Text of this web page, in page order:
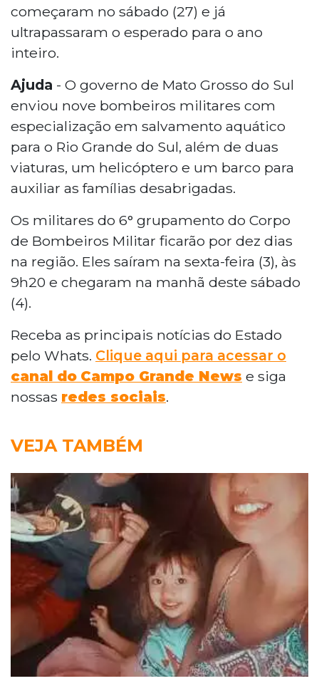
começaram no sábado (27) e já
ultrapassaram o esperado para o ano
inteiro.
Ajuda - O governo de Mato Grosso do Sul
enviou nove bombeiros militares com
especialização em salvamento aquático
para o Rio Grande do Sul, além de duas
viaturas, um helicóptero e um barco para
auxiliar as famílias desabrigadas.
Os militares do 6° grupamento do Corpo
de Bombeiros Militar ficarão por dez dias
na região. Eles saíram na sexta-feira (3), às
9h20 e chegaram na manhã deste sábado
(4).
Receba as principais notícias do Estado
pelo Whats. Clique aqui para acessar o
canal do Campo Grande News e siga
nossas redes sociais.
VEJA TAMBÉM